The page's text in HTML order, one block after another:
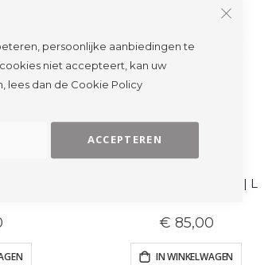
persoonlijke aanbiedingen te
niet accepteert, kan uw
lees dan de Cookie Policy
ACCEPTEREN
Loewe | Kaars deksel | L
€ 85,00
IN WINKELWAGEN